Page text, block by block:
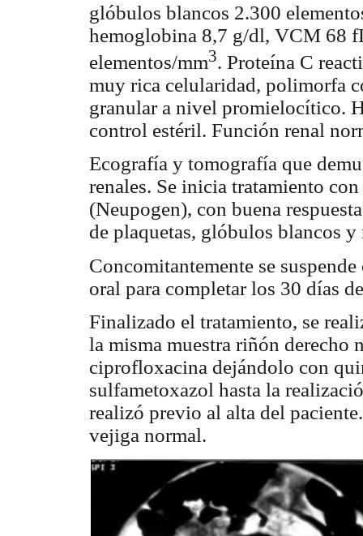
glóbulos blancos 2.300
hemoglobina 8,7 g/dl, VCM 68
elementos/mm3. Proteína C
muy rica celularidad, polimorfa
granular a nivel promielocítico.
control estéril. Función renal
Ecografía y tomografía que
renales. Se inicia tratamiento
(Neupogen), con buena
de plaquetas, glóbulos blancos
Concomitantemente se
oral para completar los 30 días
Finalizado el tratamiento, se
la misma muestra riñón derecho
ciprofloxacina dejándolo con
sulfametoxazol hasta la
realizó previo al alta del
vejiga normal.